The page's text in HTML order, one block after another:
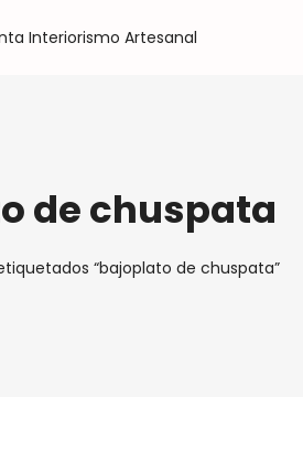
de chuspata
“bajoplato de chuspata”